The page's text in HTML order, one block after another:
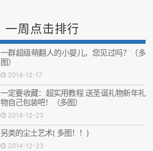
一周点击排行
一群超级萌翻人的小婴儿，您见过吗？（多
图）
2014-12-17
一定要收藏：超实用教程 送圣诞礼物新年礼
物自己包装吧！（多图）
2014-12-23
另类的尘土艺术( 多图！！)
2014-12-23